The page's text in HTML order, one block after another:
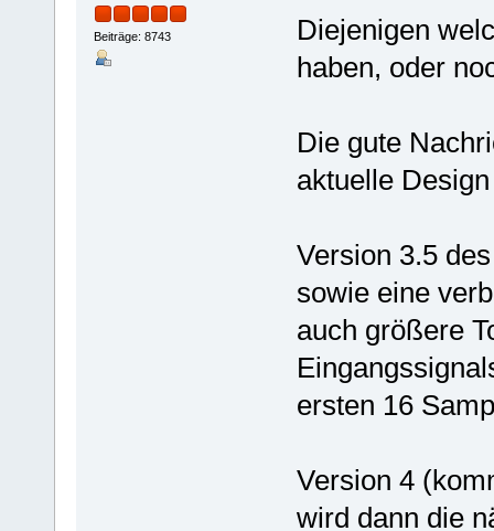
Beiträge: 8743
Diejenigen
haben, oder
Die gute
aktuelle
Version 3.5
sowie eine
auch größere
ersten 16
Version 4
wird dann die